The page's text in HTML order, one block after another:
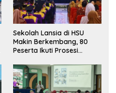
Sekolah Lansia di HSU
Makin Berkembang, 80
Peserta Ikuti Prosesi